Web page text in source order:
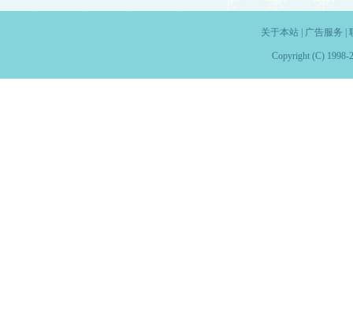
关于本站| 广告服务
Copyright (C) 1998-